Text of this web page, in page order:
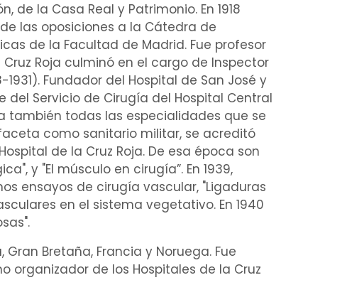
de la Casa Real y Patrimonio. En 1918
las oposiciones a la Cátedra de
de la Facultad de Madrid. Fue profesor
Roja culminó en el cargo de Inspector
Fundador del Hospital de San José y
Servicio de Cirugía del Hospital Central
también todas las especialidades que se
como sanitario militar, se acreditó
de la Cruz Roja. De esa época son
y "El músculo en cirugía”. En 1939,
ensayos de cirugía vascular, "Ligaduras
en el sistema vegetativo. En 1940
".
Bretaña, Francia y Noruega. Fue
organizador de los Hospitales de la Cruz